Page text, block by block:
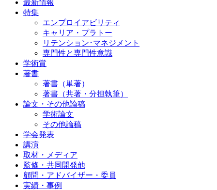
最新情報
特集
エンプロイアビリティ
キャリア・プラトー
リテンション･マネジメント
専門性と専門性意識
学術賞
著書
著書（単著）
著書（共著・分担執筆）
論文・その他論稿
学術論文
その他論稿
学会発表
講演
取材・メディア
監修・共同開発他
顧問・アドバイザー・委員
実績・事例